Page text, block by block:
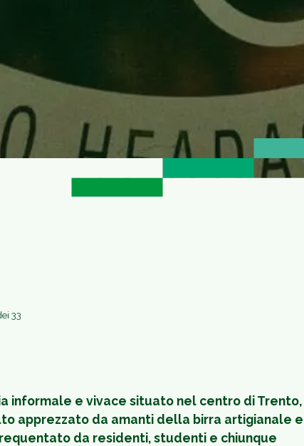
33
informale e vivace situato nel centro di Trento,
apprezzato da amanti della birra artigianale e
da residenti, studenti e chiunque